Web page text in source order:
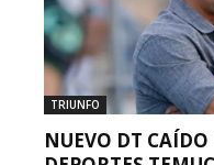
TRIUNFO
NUEVO DT